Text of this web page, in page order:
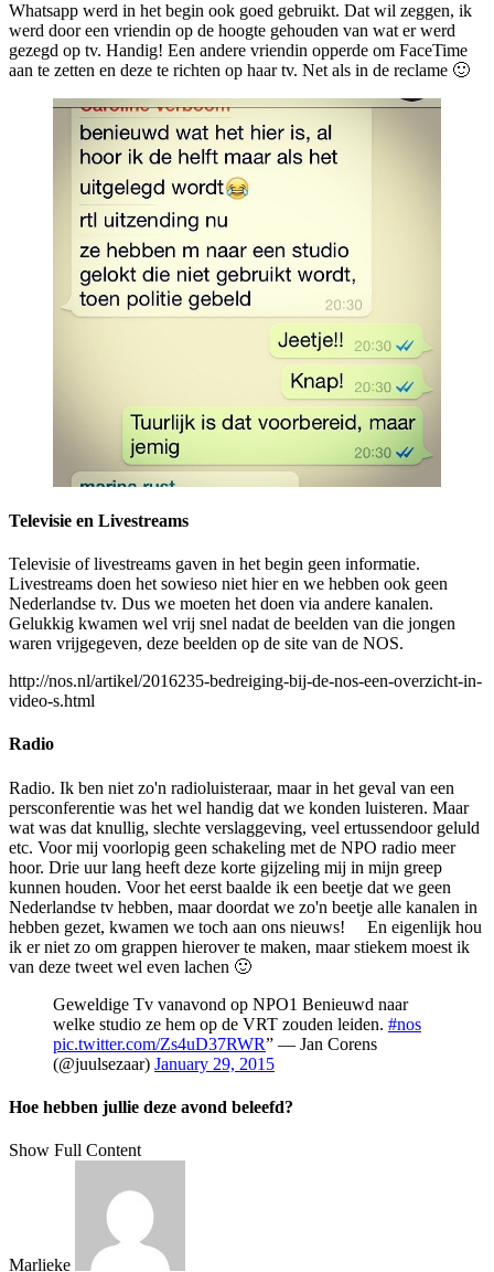
Whatsapp werd in het begin ook goed gebruikt. Dat wil zeggen, ik
werd door een vriendin op de hoogte gehouden van wat er werd
gezegd op tv. Handig! Een andere vriendin opperde om FaceTime
aan te zetten en deze te richten op haar tv. Net als in de reclame 🙂
Televisie en Livestreams
Televisie of livestreams gaven in het begin geen informatie.
Livestreams doen het sowieso niet hier en we hebben ook geen
Nederlandse tv. Dus we moeten het doen via andere kanalen.
Gelukkig kwamen wel vrij snel nadat de beelden van die jongen
waren vrijgegeven, deze beelden op de site van de NOS.
http://nos.nl/artikel/2016235-bedreiging-bij-de-nos-een-overzicht-in-
video-s.html
Radio
Radio. Ik ben niet zo'n radioluisteraar, maar in het geval van een
persconferentie was het wel handig dat we konden luisteren. Maar
wat was dat knullig, slechte verslaggeving, veel ertussendoor geluld
etc. Voor mij voorlopig geen schakeling met de NPO radio meer
hoor. Drie uur lang heeft deze korte gijzeling mij in mijn greep
kunnen houden. Voor het eerst baalde ik een beetje dat we geen
Nederlandse tv hebben, maar doordat we zo'n beetje alle kanalen in
hebben gezet, kwamen we toch aan ons nieuws! En eigenlijk hou
ik er niet zo om grappen hierover te maken, maar stiekem moest ik
van deze tweet wel even lachen 🙂
Geweldige Tv vanavond op NPO1 Benieuwd naar
welke studio ze hem op de VRT zouden leiden. #nos
pic.twitter.com/Zs4uD37RWR” — Jan Corens
(@juulsezaar) January 29, 2015
Hoe hebben jullie deze avond beleefd?
Show Full Content
Marlieke